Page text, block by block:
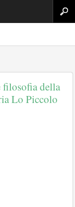
filosofia della
Lo Piccolo